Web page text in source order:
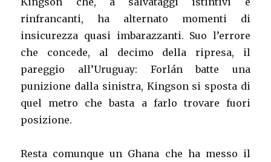
rinfrancanti, ha alternato momenti di
insicurezza quasi imbarazzanti. Suo l’errore
che concede, al decimo della ripresa, il
pareggio all’Uruguay: Forlán batte una
punizione dalla sinistra, Kingson si sposta di
quel metro che basta a farlo trovare fuori
posizione.
Resta comunque un Ghana che ha messo il